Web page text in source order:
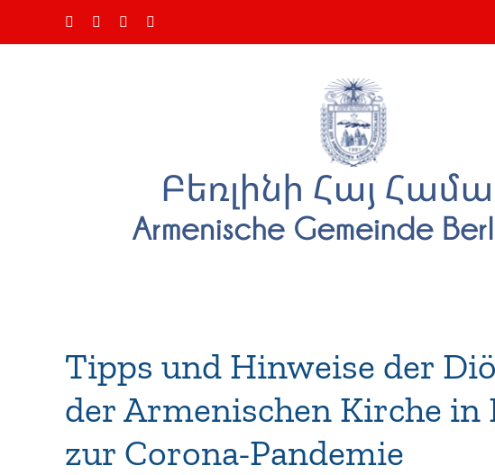
FacebookInstagramYouTube
Tipps und Hinweise der
der Armenischen Kirche in
zur Corona-Pandemie